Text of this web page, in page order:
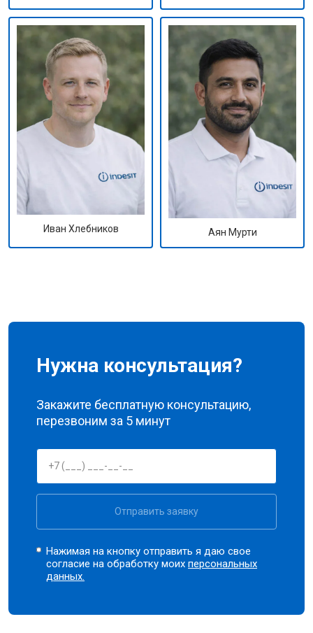
Иван Хлебников Аян Мурти
Нужна консультация?
Закажите бесплатную консультацию,
перезвоним за 5 минут
Отправить заявку
Нажимая на кнопку отправить я даю свое
согласие на обработку моихперсональных
данных.